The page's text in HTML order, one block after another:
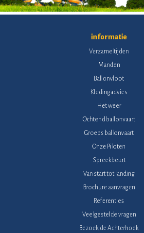
informatie
Verzameltijden
Manden
Ballonvloot
Kledingadvies
Het weer
Ochtend ballonvaart
Groeps ballonvaart
Onze Piloten
Spreekbeurt
Van start tot landing
Brochure aanvragen
Referenties
Veelgestelde vragen
Bezoek de Achterhoek